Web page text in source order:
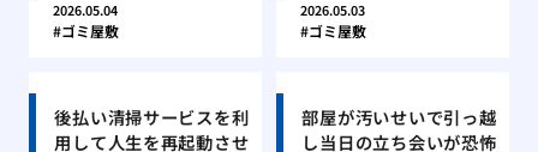
2026.05.04
ゴミ屋敷
2026.05.03
ゴミ屋敷
後払い清掃サービスを利
用して人生を再起動させ
部屋が汚いせいで引っ越
し当日の立ち会いが恐怖